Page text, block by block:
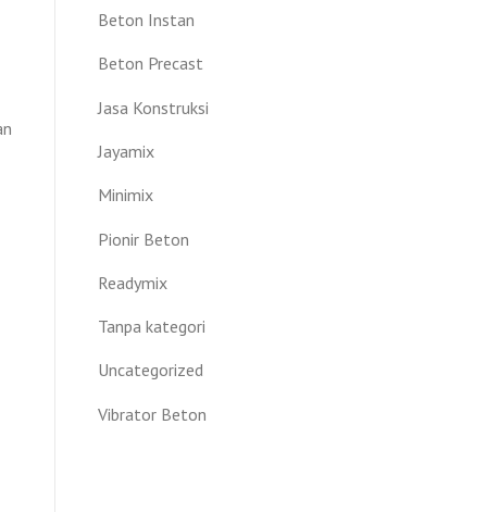
Beton Instan
Beton Precast
Jasa Konstruksi
Jayamix
Minimix
Pionir Beton
Readymix
Tanpa kategori
Uncategorized
Vibrator Beton